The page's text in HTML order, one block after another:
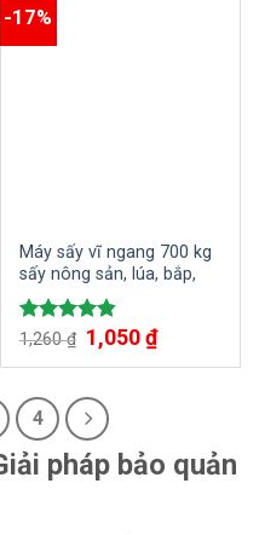
-17%
Máy sấy vĩ ngang 700 kg
sấy nông sản, lúa, bắp,
Được xếp
4.80
1,260₫ 1,050₫
4
pháp bảo quản